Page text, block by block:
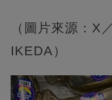
（圖片來源：X
IKEDA）